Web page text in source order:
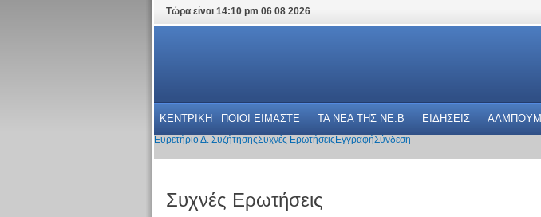
Τώρα είναι 14:10 pm 06 08 2026
ΚΕΝΤΡΙΚΗ ΠΟΙΟΙ ΕΙΜΑΣΤΕ ΤΑ ΝΕΑ THΣ NE.B ΕΙΔΗΣΕΙΣ ΑΛΜΠΟΥΜ
Ευρετήριο Δ. ΣυζήτησηςΣυχνές Ερωτήσεις ΕγγραφήΣύνδεση
Συχνές Ερωτήσεις